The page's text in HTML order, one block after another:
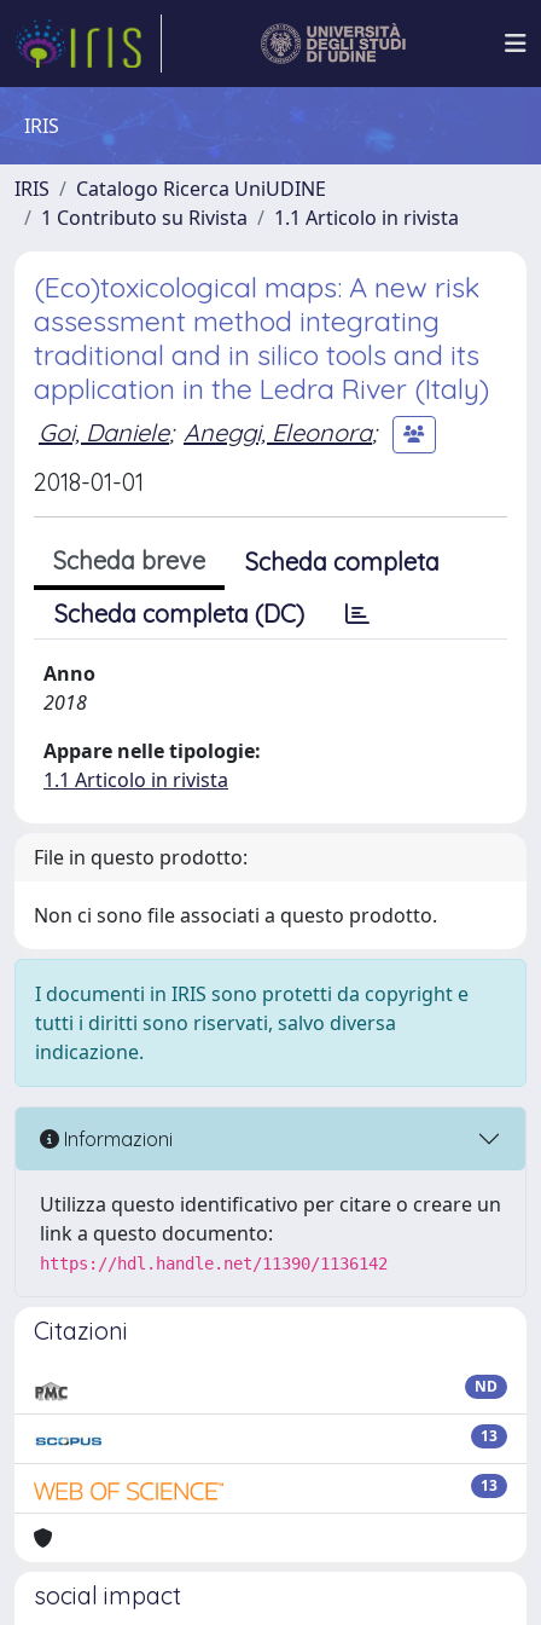
IRIS
IRIS
Catalogo Ricerca UniUDINE
1 Contributo su Rivista
1.1 Articolo in rivista
(Eco)toxicological maps: A new risk
assessment method integrating
traditional and in silico tools and its
application in the Ledra River (Italy)
Goi, Daniele; Aneggi, Eleonora;
2018-01-01
Scheda breve
Scheda completa
Scheda completa (DC)
Anno
2018
Appare nelle tipologie:
1.1 Articolo in rivista
File in questo prodotto:
Non ci sono file associati a questo prodotto.
I documenti in IRIS sono protetti da copyright e
tutti i diritti sono riservati, salvo diversa
indicazione.
Informazioni
Utilizza questo identificativo per citare o creare un
link a questo documento:
https://hdl.handle.net/11390/1136142
Citazioni
ND
13
13
social impact